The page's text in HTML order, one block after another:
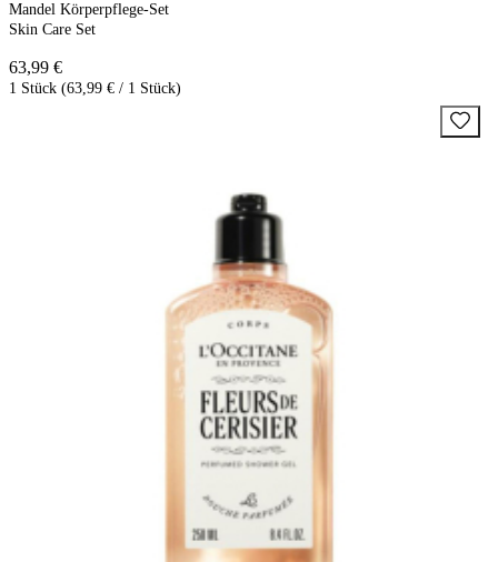
Mandel Körperpflege-Set
Skin Care Set
63,99 €
1 Stück (63,99 € / 1 Stück)